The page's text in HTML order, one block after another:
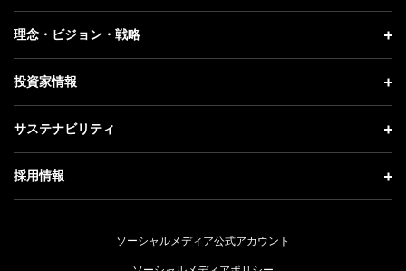
プレスリリース
更新情報
記者説明会
企業情報 トップ
社長メッセージ
事業紹介
ガバナンス
理念・ビジョン・戦略
理念・ビジョン・戦略 トップ
成長戦略「Activate AI for Society」
人材戦略
投資家情報
投資家情報 トップ
経営方針
サステナビリティ
サステナビリティ トップ
トップメッセージ
ESG方針・体制
採用情報
ソーシャルメディア公式アカウント